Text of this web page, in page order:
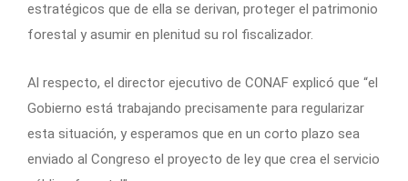
estratégicos que de ella se derivan, proteger el patrimonio
forestal y asumir en plenitud su rol fiscalizador.
Al respecto, el director ejecutivo de CONAF explicó que “el
Gobierno está trabajando precisamente para regularizar
esta situación, y esperamos que en un corto plazo sea
enviado al Congreso el proyecto de ley que crea el servicio